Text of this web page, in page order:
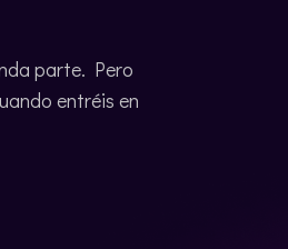
parte. Pero
entréis en